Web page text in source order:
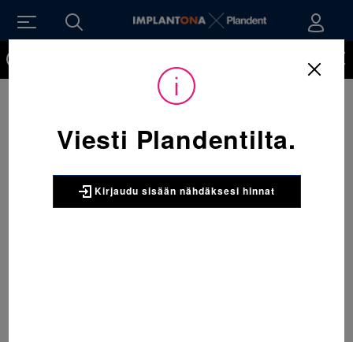
Viesti Plandentilta.
Kirjaudu sisään nähdäksesi hinnat